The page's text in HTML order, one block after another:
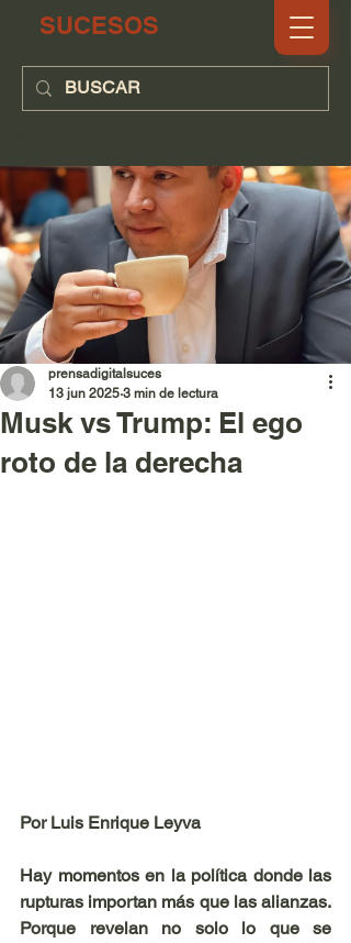
SUCESOS
Musk vs Trump: El ego
roto de la derecha
prensadigitalsuces
13 jun 2025 3 min de lectura
Por Luis Enrique Leyva
Hay momentos en la política donde las
rupturas importan más que las alianzas.
Porque revelan no solo lo que se